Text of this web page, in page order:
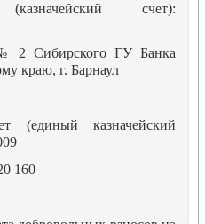
счет):
2 Сибирского ГУ Банка
краю, г. Барнаул
(единый казначейский
160